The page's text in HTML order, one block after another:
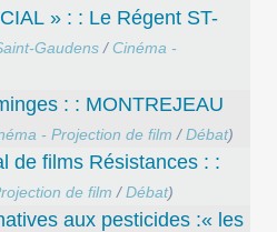
» : : Le Régent ST-
Gaudens / Cinéma -
: : MONTREJEAU
- Projection de film /Débat)
de films Résistances : :
de film /Débat)
aux pesticides :« les